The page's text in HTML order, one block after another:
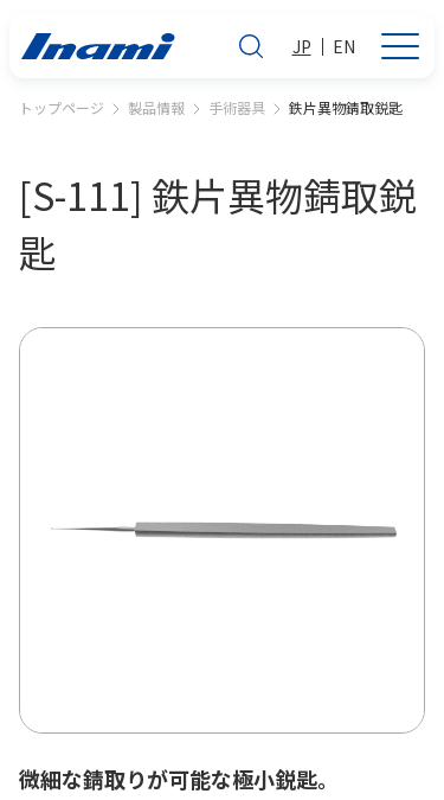
JP EN
トップページ 製品情報 手術器具 鉄片異物錆取鋭匙
[S-111] 鉄片異物錆取鋭
匙
微細な錆取りが可能な極小鋭匙。